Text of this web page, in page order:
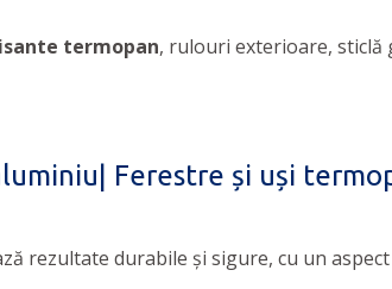
termopan, rulouri exterioare, sticlă
Ferestre și uși
rezultate durabile și sigure, cu un